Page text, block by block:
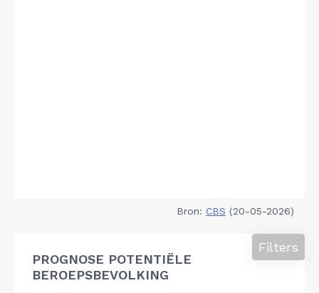
Bron: CBS (20-05-2026)
PROGNOSE POTENTIËLE
BEROEPSBEVOLKING
Filters